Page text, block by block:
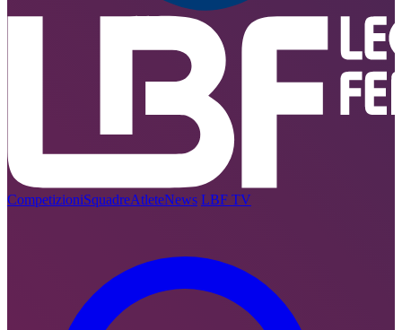
CompetizioniSquadreAtleteNews LBF TV